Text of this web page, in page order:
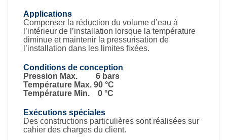
Applications
Compenser la réduction du volume d’eau à
l’intérieur de l’installation lorsque la température
diminue et maintenir la pressurisation de
l’installation dans les limites fixées.
Conditions de conception
Pression Max. 6 bars
Température Max. 90 °C
Température Min. 0 °C
Exécutions spéciales
Des constructions particulières sont réalisées sur
cahier des charges du client.